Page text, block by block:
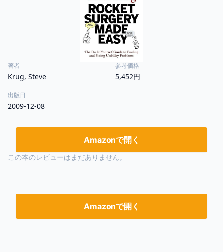
著者
Krug, Steve
参考価格
5,452円
出版日
2009-12-08
Amazonで開く
この本のレビューはまだありません。
Amazonで開く